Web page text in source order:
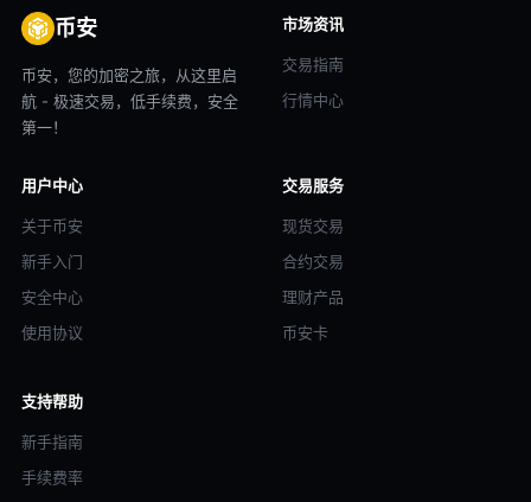
币安
币安，您的加密之旅，从这里启
航 - 极速交易，低手续费，安全
第一！
市场资讯
交易指南
行情中心
用户中心
关于币安
新手入门
安全中心
使用协议
交易服务
现货交易
合约交易
理财产品
币安卡
支持帮助
新手指南
手续费率